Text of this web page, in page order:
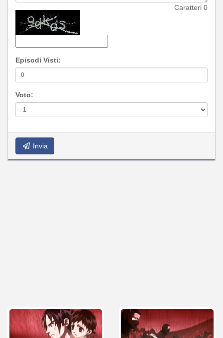
Caratteri 0
Episodi Visti:
Voto:
Invia